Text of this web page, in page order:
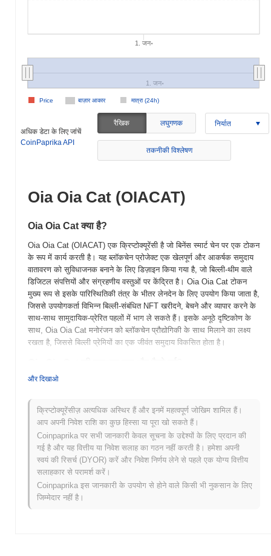
1. जन॰
बाज़ार आकार मात्रा (24h)
Price
1. जन॰
अधिक डेटा के लिए जांचें
CoinPaprika API
रैखिक लघुगणक निर्यात
तकनीकी विश्लेषण
Oia Oia Cat (OIACAT)
Oia Oia Cat क्या है?
Oia Oia Cat (OIACAT) एक क्रिप्टोक्यूरेंसी है जो बिनेंस स्मार्ट चेन पर एक टोकन
के रूप में कार्य करती है। यह ब्लॉकचेन प्रोजेक्ट एक खेलपूर्ण और आकर्षक समुदाय
वातावरण को सुविधाजनक बनाने के लिए डिज़ाइन किया गया है, जो बिल्ली-थीम वाले
डिजिटल संपत्तियों और संग्रहणीय वस्तुओं पर केंद्रित है। Oia Oia Cat टोकन
मुख्य रूप से इसके पारिस्थितिकी तंत्र के भीतर लेनदेन के लिए उपयोग किया जाता है,
जिससे उपयोगकर्ता विभिन्न बिल्ली-संबंधित NFT खरीदने, बेचने और व्यापार करने के
साथ-साथ सामुदायिक-प्रेरित पहलों में भाग ले सकते हैं। इसके अनूठे दृष्टिकोण के
साथ, Oia Oia Cat मनोरंजन को ब्लॉकचेन प्रौद्योगिकी के साथ मिलाने का लक्ष्य
रखता है, जिससे बिल्ली प्रेमियों का एक जीवंत समुदाय विकसित होता है।
Oia Oia Cat (OIACAT) 2021 में लॉन्च किया गया, जिसे एक डेवलपर्स की टीम
केंद्रित थी। इस प्रोजेक्ट ने अपने अनूठे ब्रांडिंग और सामुदायिक जुड़ाव पहलों के
माध्यम से प्रारंभिक गति प्राप्त की। OIA Cat को प्रारंभ में कई विकेंद्रीकृत
एक्सचेंजों पर सूचीबद्ध किया गया, जिसने इसकी बढ़ती लोकप्रियता और उपयोगकर्ता
आधार में योगदान दिया। टीम ने पारदर्शिता और सामुदायिक भागीदारी को इसके
विकास रणनीति के मुख्य स्तंभों के रूप में जोर दिया, जिससे इसके धारकों के लिए एक
सहायक पारिस्थितिकी तंत्र को बढ़ावा देने का लक्ष्य रखा।
Oia Oia Cat के लिए आगे क्या है?
Oia Oia Cat (OIACAT) अपने आगामी रोडमैप अपडेट के साथ महत्वपूर्ण विकास
और दिखाओ
क्रिप्टोक्यूरेंसीज़ अत्यधिक अस्थिर हैं और इनमें महत्वपूर्ण जोखिम शामिल हैं।
आप अपनी निवेश राशि का कुछ हिस्सा या पूरा खो सकते हैं।
Coinpaprika पर सभी जानकारी केवल सूचना के उद्देश्यों के लिए प्रदान की
गई है और यह वित्तीय या निवेश सलाह का गठन नहीं करती है। हमेशा अपनी
स्वयं की रिसर्च (DYOR) करें और निवेश निर्णय लेने से पहले एक योग्य वित्तीय
सलाहकार से परामर्श करें।
Coinpaprika इस जानकारी के उपयोग से होने वाले किसी भी नुकसान के लिए
जिम्मेदार नहीं है।